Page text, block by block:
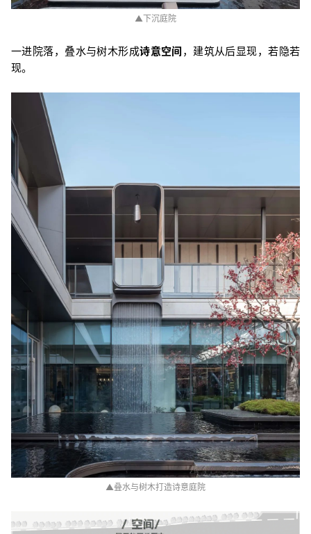
▲下沉庭院
一进院落，叠水与树木形成诗意空间 ，建筑从后显现，若隐若
现。
▲叠水与树木打造诗意庭院